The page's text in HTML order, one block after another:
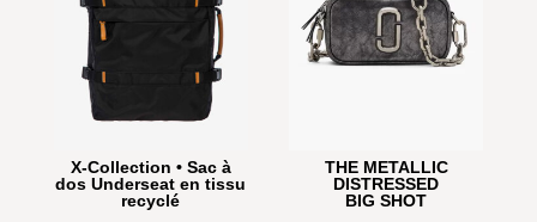
X-Collection • Sac à
dos Underseat en tissu
recyclé
THE METALLIC
DISTRESSED
BIG SHOT